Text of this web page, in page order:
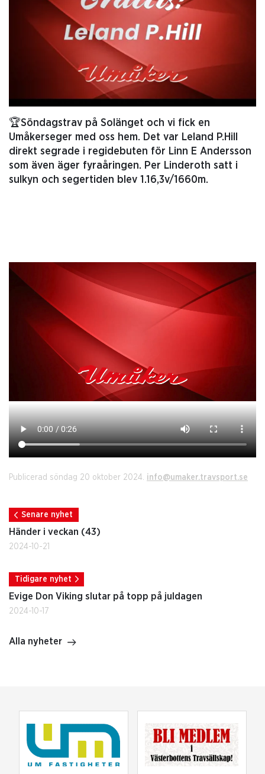
🏆Söndagstrav på Solänget och vi fick en
Umåkerseger med oss hem. Det var Leland P.Hill
direkt segrade i regidebuten för Linn E Andersson
som även äger fyraåringen. Per Linderoth satt i
sulkyn och segertiden blev 1.16,3v/1660m.
Publicerad söndag 20 oktober 2024. info@umaker.travsport.se
Senare nyhet
Händer i veckan (43)
2024-10-21
Tidigare nyhet
Evige Don Viking slutar på topp på juldagen
2024-10-17
Alla nyheter